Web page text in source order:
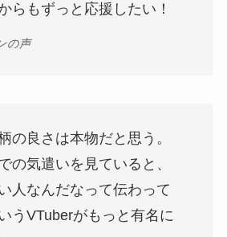
らもずっと応援したい！
の声
の良さは本物だと思う。
の気遣いを見ていると、
人なんだなって伝わって
うVTuberがもっと有名に